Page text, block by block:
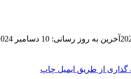
آخرین به روز رسانی: 10 دسامبر 2024
گذاری از طریق ایمیل چاپ